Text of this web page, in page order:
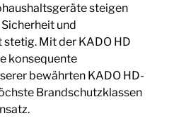
steigen
und
Mit der KADO HD
konsequente
bewährten KADO HD-
Brandschutzklassen